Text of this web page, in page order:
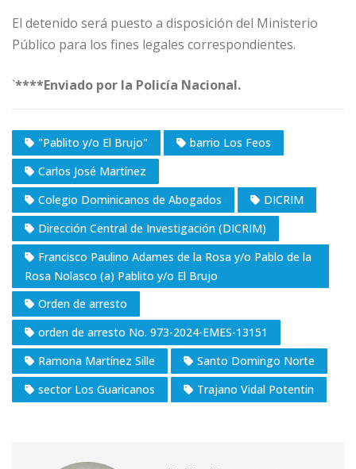
El detenido será puesto a disposición del Ministerio
Público para los fines legales correspondientes.
`****Enviado por la Policía Nacional.
"Pablito y/o El Brujo"
barrio Los Feos
Carlos José Martínez
Colegio Dominicanos de Abogados
DICRIM
Dirección Central de Investigación (DICRIM)
Francisco Paulino Adames de la Rosa y/o Pablo de la
Rosa Nolasco (a) Pablito y/o El Brujo
Orden de arresto
orden de arresto No. 973-2024-EMES-13151
Ramona Martínez Sille
Santo Domingo Norte
sector Los Guaricanos
Trajano Vidal Potentin